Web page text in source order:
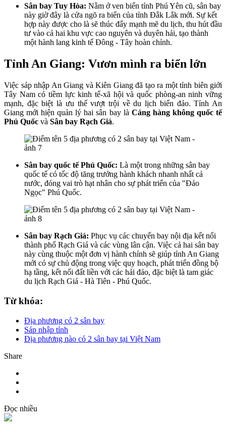
Sân bay Tuy Hòa: Nằm ở ven biển tỉnh Phú Yên cũ, sân bay
này giờ đây là cửa ngõ ra biển của tỉnh Đắk Lắk mới. Sự kết
hợp này được cho là sẽ thúc đẩy mạnh mẽ du lịch, thu hút đầu
tư vào cả hai khu vực cao nguyên và duyên hải, tạo thành
một hành lang kinh tế Đông - Tây hoàn chỉnh.
Tỉnh An Giang: Vươn mình ra biển lớn
Việc sáp nhập An Giang và Kiên Giang đã tạo ra một tỉnh biên giới
Tây Nam có tiềm lực kinh tế-xã hội và quốc phòng-an ninh vững
mạnh, đặc biệt là ưu thế vượt trội về du lịch biển đảo. Tỉnh An
Giang mới hiện quản lý hai sân bay là Cảng hàng không quốc tế
Phú Quốc và Sân bay Rạch Giá.
Sân bay quốc tế Phú Quốc: Là một trong những sân bay
quốc tế có tốc độ tăng trưởng hành khách nhanh nhất cả
nước, đóng vai trò hạt nhân cho sự phát triển của "Đảo
Ngọc" Phú Quốc.
Sân bay Rạch Giá: Phục vụ các chuyến bay nội địa kết nối
thành phố Rạch Giá và các vùng lân cận. Việc cả hai sân bay
này cùng thuộc một đơn vị hành chính sẽ giúp tỉnh An Giang
mới có sự chủ động trong việc quy hoạch, phát triển đồng bộ
hạ tầng, kết nối đất liền với các hải đảo, đặc biệt là tam giác
du lịch Rạch Giá - Hà Tiên - Phú Quốc.
Từ khóa:
Địa phương có 2 sân bay
Sáp nhập tỉnh
Địa phương nào có 2 sân bay tại Việt Nam
Share
Đọc nhiều